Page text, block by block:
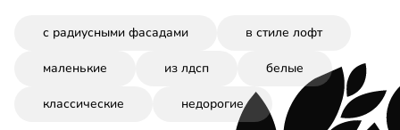
с радиусными фасадами в стиле лофт
маленькие из лдсп белые
классические недорогие